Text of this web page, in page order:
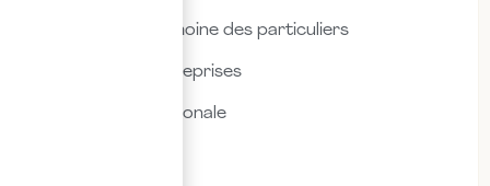
Fiscalité & patrimoine des particuliers
Fiscalité des entreprises
Fiscalité internationale